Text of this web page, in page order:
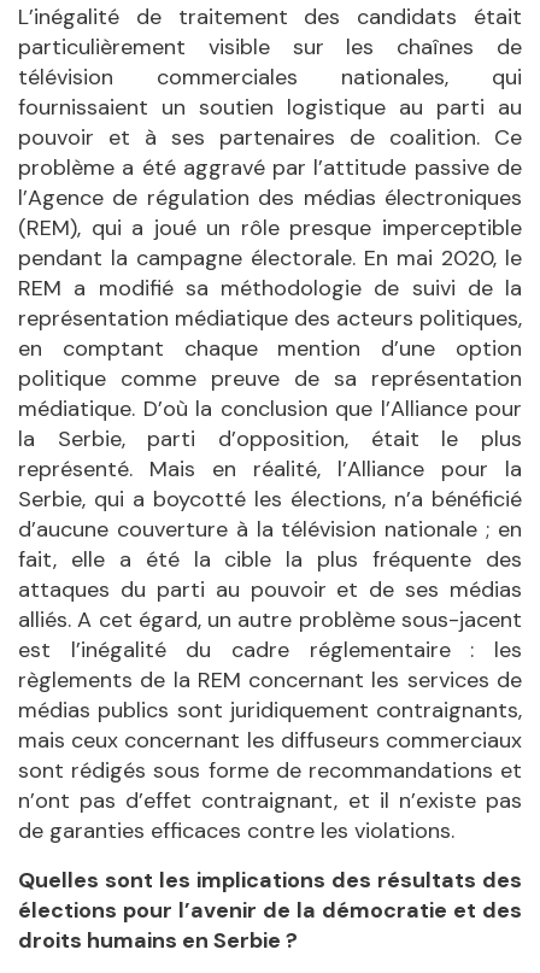
L’inégalité de traitement des candidats était
particulièrement visible sur les chaînes de
télévision commerciales nationales, qui
fournissaient un soutien logistique au parti au
pouvoir et à ses partenaires de coalition. Ce
problème a été aggravé par l’attitude passive de
l’Agence de régulation des médias électroniques
(REM), qui a joué un rôle presque imperceptible
pendant la campagne électorale. En mai 2020, le
REM a modifié sa méthodologie de suivi de la
représentation médiatique des acteurs politiques,
en comptant chaque mention d’une option
politique comme preuve de sa représentation
médiatique. D’où la conclusion que l’Alliance pour
la Serbie, parti d’opposition, était le plus
représenté. Mais en réalité, l’Alliance pour la
Serbie, qui a boycotté les élections, n’a bénéficié
d’aucune couverture à la télévision nationale ; en
fait, elle a été la cible la plus fréquente des
attaques du parti au pouvoir et de ses médias
alliés. A cet égard, un autre problème sous-jacent
est l’inégalité du cadre réglementaire : les
règlements de la REM concernant les services de
médias publics sont juridiquement contraignants,
mais ceux concernant les diffuseurs commerciaux
sont rédigés sous forme de recommandations et
n’ont pas d’effet contraignant, et il n’existe pas
de garanties efficaces contre les violations.
Quelles sont les implications des résultats des
élections pour l’avenir de la démocratie et des
droits humains en Serbie ?